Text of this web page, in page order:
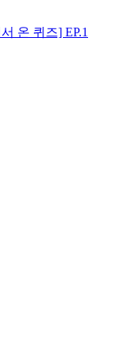
온 퀴즈] EP.1